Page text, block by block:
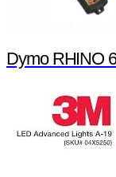
Dymo RHINO 6000 Label